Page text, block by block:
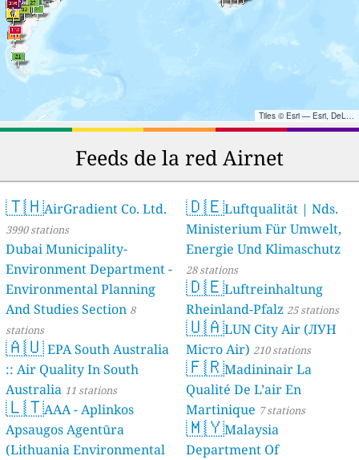
Tiles © Esri — Esri, DeLorme, NAVTEQ, TomTom, Intermap, iPC, USGS, FAO, NPS, NRCAN, GeoBase, Kadaster NL, Ordnance Survey, Esri Japan, METI, Esri China (Hong Kong), and the GIS User Community
Feeds de la red Airnet
🇹🇭AirGradient Co. Ltd.
3990 stations
Dubai Municipality-
Environment Department -
Environmental Planning
And Studies Section 8
stations
🇦🇺EPA South Australia
:: Air Quality In South
Australia 11 stations
🇱🇹AAA - Aplinkos
Apsaugos Agentūra
(Lithuania Environmental
🇩🇪Luftqualität | Nds.
Ministerium Für Umwelt,
Energie Und Klimaschutz
28 stations
🇩🇪Luftreinhaltung
Rheinland-Pfalz 25 stations
🇺🇦LUN City Air (ЛУН
Місто Air) 210 stations
🇫🇷Madininair La
Qualité De L’air En
Martinique 7 stations
🇲🇾Malaysia
Department Of